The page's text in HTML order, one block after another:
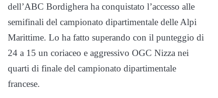
dell’ABC Bordighera ha conquistato l’accesso alle
semifinali del campionato dipartimentale delle Alpi
Marittime. Lo ha fatto superando con il punteggio di
24 a 15 un coriaceo e aggressivo OGC Nizza nei
quarti di finale del campionato dipartimentale
francese.